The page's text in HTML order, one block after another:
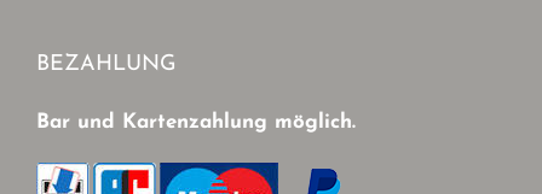
BEZAHLUNG
Bar und Kartenzahlung möglich.